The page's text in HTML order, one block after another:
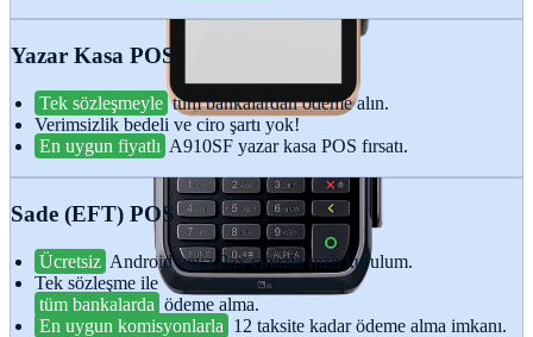
Yazar Kasa POS
Tek sözleşmeyle tüm bankalardan ödeme alın.
Verimsizlik bedeli ve ciro şartı yok!
En uygun fiyatlı A910SF yazar kasa POS fırsatı.
Sade (EFT) POS
Ücretsiz Android veya Pax cihazla hızlı kurulum.
Tek sözleşme ile
tüm bankalarda ödeme alma.
En uygun komisyonlarla 12 taksite kadar ödeme alma imkanı.